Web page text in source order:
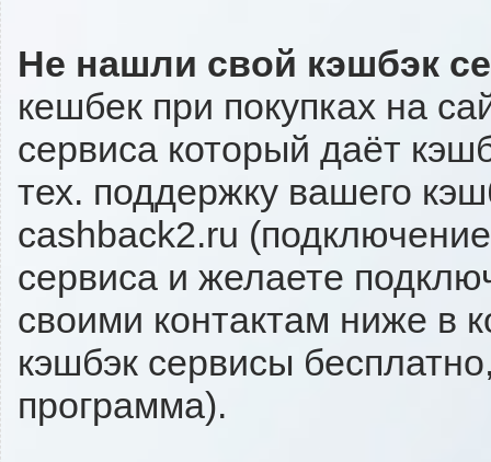
Не нашли свой кэшбэк
кешбек при покупках на
сервиса который даёт
тех. поддержку вашего
cashback2.ru
сервиса и желаете
своими контактам ниже в
кэшбэк сервисы
программа).